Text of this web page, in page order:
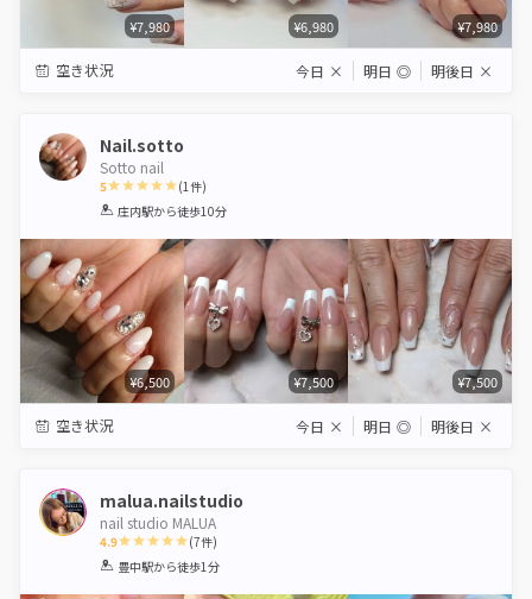
¥7,980 ¥6,980 ¥7,980
空き状況 今日 × 明日 ◎ 明後日 ×
Nail.sotto
Sotto nail
5
1 2 3 4 5
(1件)
庄内駅から徒歩10分
¥6,500 ¥7,500 ¥7,500
空き状況 今日 × 明日 ◎ 明後日 ×
malua.nailstudio
nail studio MALUA
4.9
1 2 3 4 5
(7件)
豊中駅から徒歩1分